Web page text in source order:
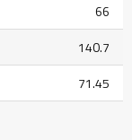
66
140.7
71.45